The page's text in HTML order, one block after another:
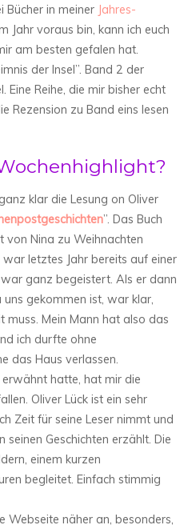
Bücher in meiner Jahres-
Jahr voraus bin, kann ich euch
am besten gefalen hat.
der Insel”. Band 2 der
Eine Reihe, die mir bisher echt
Rezension zu Band eins lesen
klar die Lesung on Oliver
”. Das Buch
von Nina zu Weihnachten
letztes Jahr bereits auf einer
ganz begeistert. Als er dann
gekommen ist, war klar,
muss. Mein Mann hat also das
ich durfte ohne
das Haus verlassen.
hatte, hat mir die
Oliver Lück ist ein sehr
Zeit für seine Leser nimmt und
Geschichten erzählt. Die
einem kurzen
begleitet. Einfach stimmig
Webseite näher an, besonders,